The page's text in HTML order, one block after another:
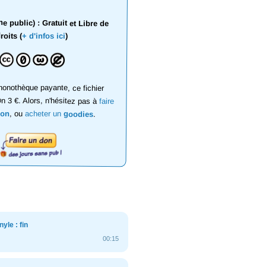
public) : Gratuit et Libre de
(+ d'infos ici)
payante, ce fichier
3 €. Alors, n'hésitez pas àfaire
, ouacheter ungoodies.
: fin
00:15